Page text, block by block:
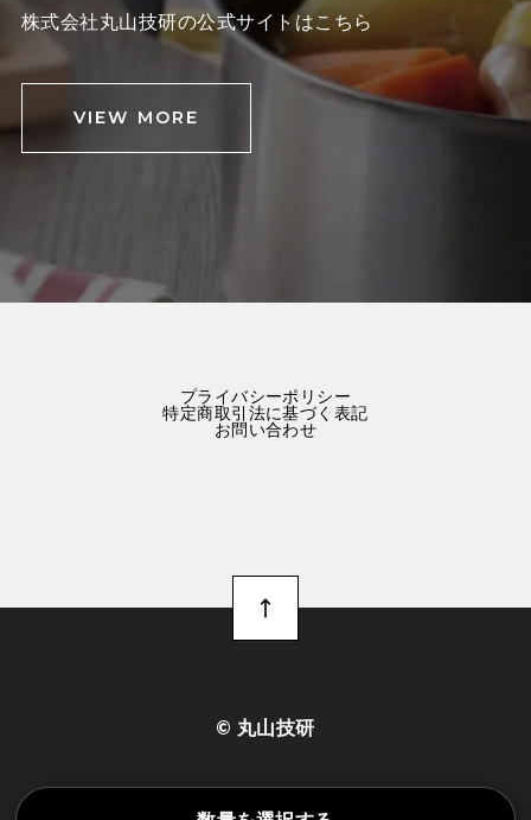
株式会社丸山技研の公式サイトはこちら
VIEW MORE
プライバシーポリシー
特定商取引法に基づく表記
お問い合わせ
©︎ 丸山技研